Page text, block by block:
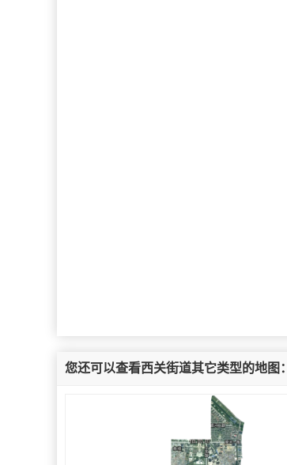
您还可以查看西关街道其它类型的地图：